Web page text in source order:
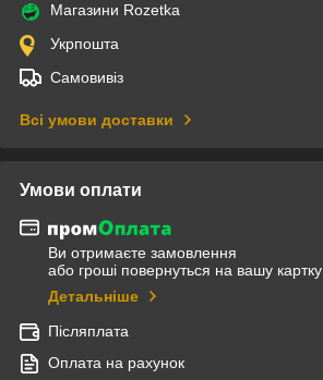
Магазини Rozetka
Укрпошта
Самовивіз
Всі умови доставки
Умови оплати
Ви отримаєте замовлення
або гроші повернуться на вашу картку
Детальніше
Післяплата
Оплата на рахунок